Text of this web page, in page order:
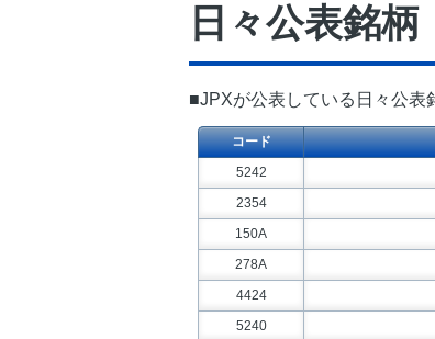
日々公表銘柄
■JPXが公表している日々公表